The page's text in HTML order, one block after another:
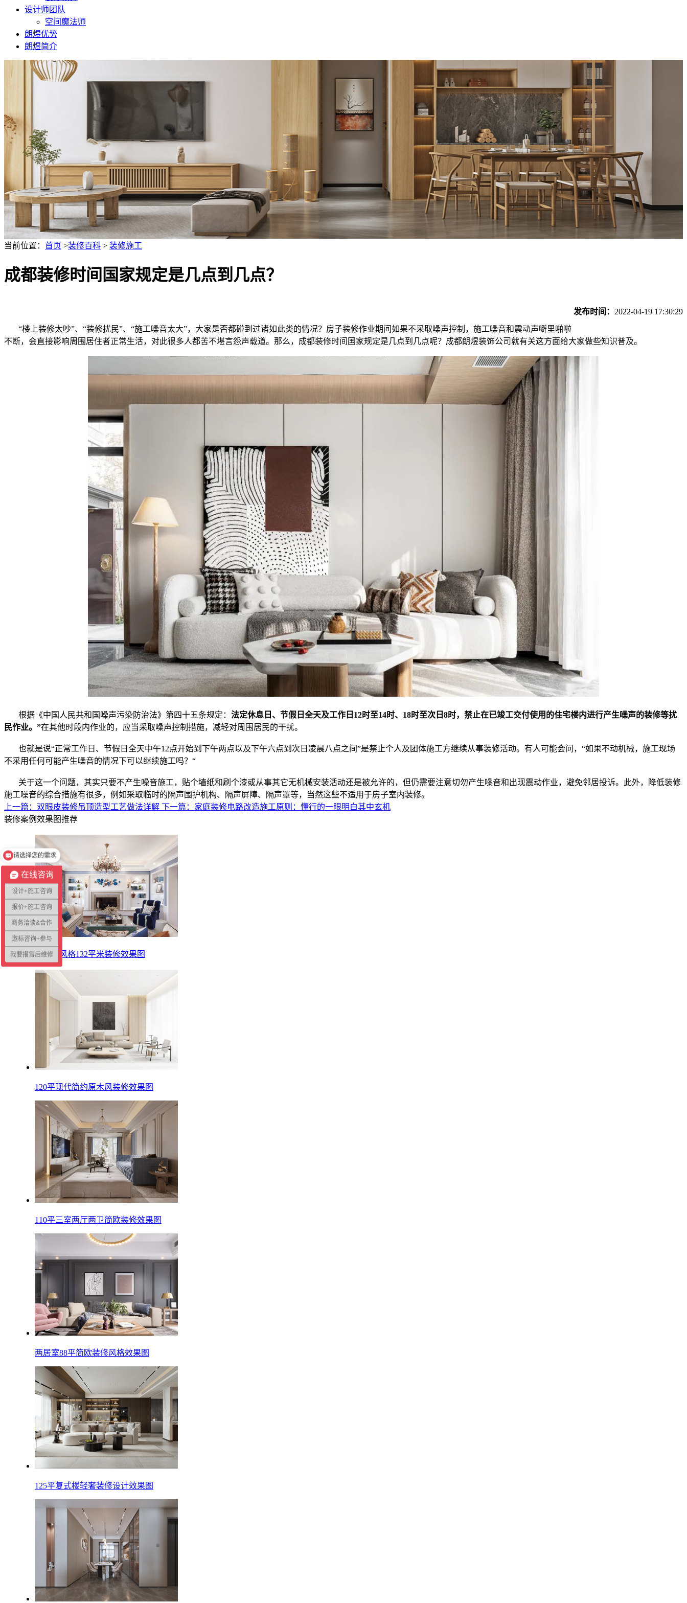
设计师团队
空间魔法师
朗煜优势
朗煜简介
当前位置： 首页 >装修百科 > 装修施工
成都装修时间国家规定是几点到几点？
发布时间： 2022-04-19 17:30:29
“楼上装修太吵”、“装修扰民”、“施工噪音太大”，大家是否都碰到过诸如此类的情况？房子装修作业期间如果不采取噪声控制，施工噪音和震动声噼里啪啦
不断，会直接影响周围居住者正常生活，对此很多人都苦不堪言怨声载道。那么，成都装修时间国家规定是几点到几点呢？成都朗煜装饰公司就有关这方面给大家做些知识普及。
根据《中国人民共和国噪声污染防治法》第四十五条规定： 法定休息日、节假日全天及工作日12时至14时、18时至次日8时，禁止在已竣工交付使用的住宅楼内进行产生噪声的装修等扰
民作业。”在其他时段内作业的，应当采取噪声控制措施，减轻对周围居民的干扰。
也就是说“正常工作日、节假日全天中午12点开始到下午两点以及下午六点到次日凌晨八点之间”是禁止个人及团体施工方继续从事装修活动。有人可能会问，“如果不动机械，施工现场
不采用任何可能产生噪音的情况下可以继续施工吗？“
关于这一个问题，其实只要不产生噪音施工，贴个墙纸和刷个漆或从事其它无机械安装活动还是被允许的，但仍需要注意切勿产生噪音和出现震动作业，避免邻居投诉。此外，降低装修
施工噪音的综合措施有很多，例如采取临时的隔声围护机构、隔声屏障、隔声罩等，当然这些不适用于房子室内装修。
上一篇：双眼皮装修吊顶造型工艺做法详解 下一篇：家庭装修电路改造施工原则：懂行的一眼明白其中玄机
装修案例效果图推荐
地中海风格132平米装修效果图
120平现代简约原木风装修效果图
110平三室两厅两卫简欧装修效果图
两居室88平简欧装修风格效果图
125平复式楼轻奢装修设计效果图
在线咨询
设计+施工咨询
报价+施工咨询
商务洽谈&合作
邀标咨询+参与
我要报售后维修
请选择您的需求
在线时10秒内回复